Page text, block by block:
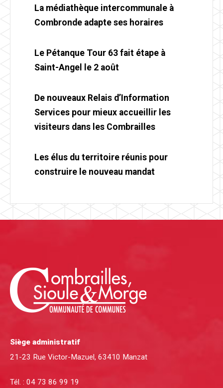
La médiathèque intercommunale à
Combronde adapte ses horaires
Le Pétanque Tour 63 fait étape à
Saint-Angel le 2 août
De nouveaux Relais d’Information
Services pour mieux accueillir les
visiteurs dans les Combrailles
Les élus du territoire réunis pour
construire le nouveau mandat
Siège administratif
21-23 Rue Victor-Mazuel, 63410 Manzat
Tél. : 04 73 86 99 19